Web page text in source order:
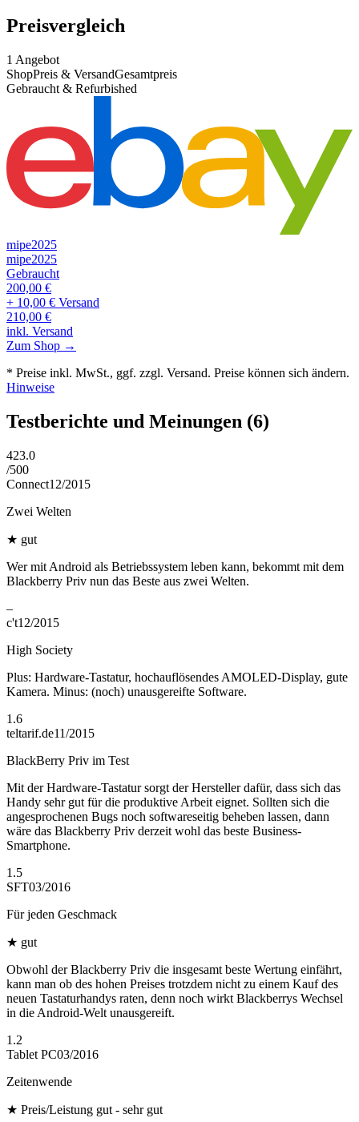
Preisvergleich
1 Angebot
ShopPreis & VersandGesamtpreis
Gebraucht & Refurbished
mipe2025
mipe2025
Gebraucht
200,00 €
+ 10,00 € Versand
210,00 €
inkl. Versand
Zum Shop →
* Preise inkl. MwSt., ggf. zzgl. Versand. Preise können sich ändern.
Hinweise
Testberichte und Meinungen (6)
423.0
/500
Connect12/2015
Zwei Welten
★ gut
Wer mit Android als Betriebssystem leben kann, bekommt mit dem
Blackberry Priv nun das Beste aus zwei Welten.
–
c't12/2015
High Society
Plus: Hardware-Tastatur, hochauflösendes AMOLED-Display, gute
Kamera. Minus: (noch) unausgereifte Software.
1.6
teltarif.de11/2015
BlackBerry Priv im Test
Mit der Hardware-Tastatur sorgt der Hersteller dafür, dass sich das
Handy sehr gut für die produktive Arbeit eignet. Sollten sich die
angesprochenen Bugs noch softwareseitig beheben lassen, dann
wäre das Blackberry Priv derzeit wohl das beste Business-
Smartphone.
1.5
SFT03/2016
Für jeden Geschmack
★ gut
Obwohl der Blackberry Priv die insgesamt beste Wertung einfährt,
kann man ob des hohen Preises trotzdem nicht zu einem Kauf des
neuen Tastaturhandys raten, denn noch wirkt Blackberrys Wechsel
in die Android-Welt unausgereift.
1.2
Tablet PC03/2016
Zeitenwende
★ Preis/Leistung gut - sehr gut